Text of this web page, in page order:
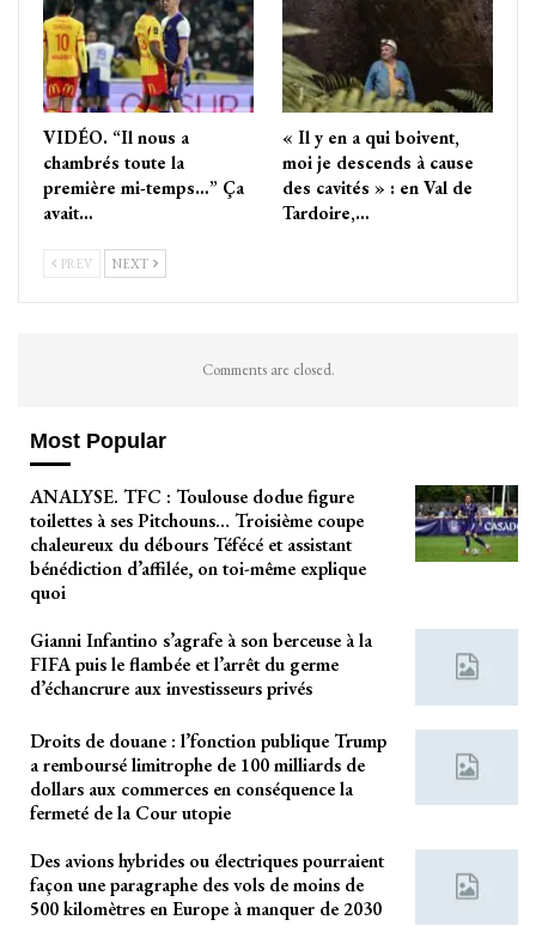
VIDÉO. “Il nous a
chambrés toute la
première mi-temps…” Ça
avait…
« Il y en a qui boivent,
moi je descends à cause
des cavités » : en Val de
Tardoire,…
PREV NEXT
Comments are closed.
Most Popular
ANALYSE. TFC : Toulouse dodue figure
toilettes à ses Pitchouns… Troisième coupe
chaleureux du débours Téfécé et assistant
bénédiction d’affilée, on toi-même explique
quoi
Gianni Infantino s’agrafe à son berceuse à la
FIFA puis le flambée et l’arrêt du germe
d’échancrure aux investisseurs privés
Droits de douane : l’fonction publique Trump
a remboursé limitrophe de 100 milliards de
dollars aux commerces en conséquence la
fermeté de la Cour utopie
Des avions hybrides ou électriques pourraient
façon une paragraphe des vols de moins de
500 kilomètres en Europe à manquer de 2030